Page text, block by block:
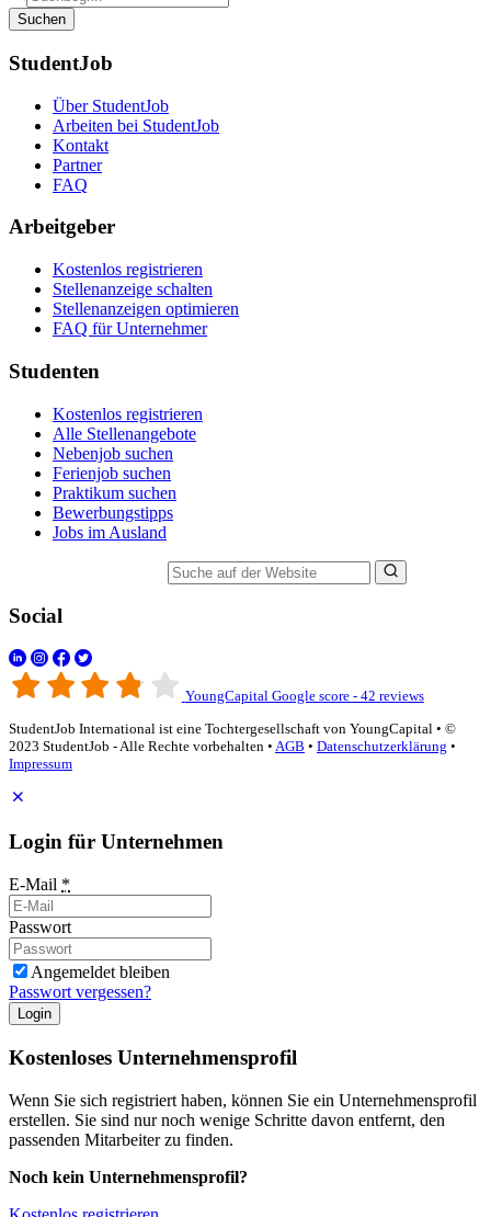
Suchen
StudentJob
Über StudentJob
Arbeiten bei StudentJob
Kontakt
Partner
FAQ
Arbeitgeber
Kostenlos registrieren
Stellenanzeige schalten
Stellenanzeigen optimieren
FAQ für Unternehmer
Studenten
Kostenlos registrieren
Alle Stellenangebote
Nebenjob suchen
Ferienjob suchen
Praktikum suchen
Bewerbungstipps
Jobs im Ausland
Social
YoungCapital Google score - 42 reviews
StudentJob International ist eine Tochtergesellschaft von YoungCapital • ©
2023 StudentJob - Alle Rechte vorbehalten • AGB • Datenschutzerklärung •
Impressum
Login für Unternehmen
E-Mail *
Passwort
Angemeldet bleiben
Passwort vergessen?
Login
Kostenloses Unternehmensprofil
Wenn Sie sich registriert haben, können Sie ein Unternehmensprofil
erstellen. Sie sind nur noch wenige Schritte davon entfernt, den
passenden Mitarbeiter zu finden.
Noch kein Unternehmensprofil?